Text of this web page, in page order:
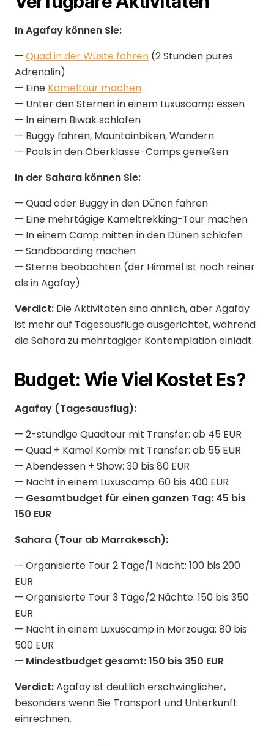
In Agafay können Sie:
— Quad in der Wüste fahren (2 Stunden pures
Adrenalin)
— Eine Kameltour machen
— Unter den Sternen in einem Luxuscamp essen
— In einem Biwak schlafen
— Buggy fahren, Mountainbiken, Wandern
— Pools in den Oberklasse-Camps genießen
In der Sahara können Sie:
— Quad oder Buggy in den Dünen fahren
— Eine mehrtägige Kameltrekking-Tour machen
— In einem Camp mitten in den Dünen schlafen
— Sandboarding machen
— Sterne beobachten (der Himmel ist noch reiner
als in Agafay)
Verdict: Die Aktivitäten sind ähnlich, aber Agafay
ist mehr auf Tagesausflüge ausgerichtet, während
die Sahara zu mehrtägiger Kontemplation einlädt.
Budget: Wie Viel Kostet Es?
Agafay (Tagesausflug):
— 2-stündige Quadtour mit Transfer: ab 45 EUR
— Quad + Kamel Kombi mit Transfer: ab 55 EUR
— Abendessen + Show: 30 bis 80 EUR
— Nacht in einem Luxuscamp: 60 bis 400 EUR
— Gesamtbudget für einen ganzen Tag: 45 bis
150 EUR
Sahara (Tour ab Marrakesch):
— Organisierte Tour 2 Tage/1 Nacht: 100 bis 200
EUR
— Organisierte Tour 3 Tage/2 Nächte: 150 bis 350
EUR
— Nacht in einem Luxuscamp in Merzouga: 80 bis
500 EUR
— Mindestbudget gesamt: 150 bis 350 EUR
Verdict:Agafay ist deutlich erschwinglicher,
besonders wenn Sie Transport und Unterkunft
einrechnen.